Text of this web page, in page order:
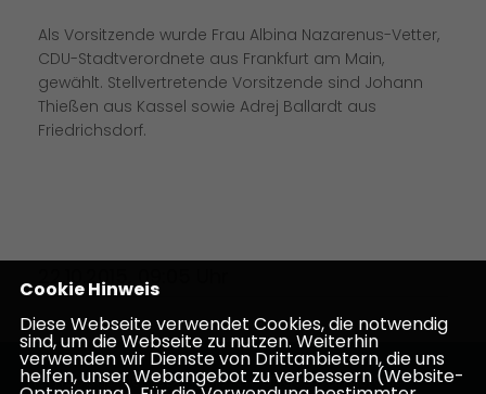
Als Vorsitzende wurde Frau Albina Nazarenus-Vetter,
CDU-Stadtverordnete aus Frankfurt am Main,
gewählt. Stellvertretende Vorsitzende sind Johann
Thießen aus Kassel sowie Adrej Ballardt aus
Friedrichsdorf.
22.10.2015, 09:05 Uhr
Homepage des CDU Kreisverbandes Darmstadt-
Cookie Hinweis
Diese Webseite verwendet Cookies, die notwendig
sind, um die Webseite zu nutzen. Weiterhin
verwenden wir Dienste von Drittanbietern, die uns
helfen, unser Webangebot zu verbessern (Website-